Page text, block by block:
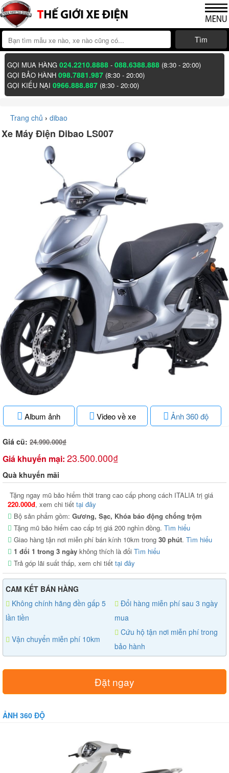
Tìm
GỌI MUA HÀNG024.2210.8888 -088.6388.888 (8:30 - 20:00)
GỌI BẢO HÀNH098.7881.987 (8:30 - 20:00)
GỌI KIẾU NẠI0966.888.887 (8:30 - 20:00)
Trang chủ › dibao
Xe Máy Điện Dibao LS007
Album ảnh Video về xe Ảnh 360 độ
Giá cũ: 24.990.000₫
Giá khuyến mại: 23.500.000₫
Quà khuyến mãi
Tặng ngay mũ bảo hiểm thời trang cao cấp phong cách ITALIA trị giá
220.000đ, xem chi tiết tại đây
Bộ sản phẩm gồm: Gương, Sạc, Khóa báo động chống trộm
Tặng mũ bảo hiểm cao cấp trị giá 200 nghìn đồng. Tìm hiểu
Giao hàng tận nơi miễn phí bán kính 10km trong 30 phút. Tìm hiểu
1 đổi 1 trong 3 ngày không thích là đổi Tìm hiểu
Trả góp lãi suất thấp, xem chi tiết tại đây
CAM KẾT BÁN HÀNG
Không chính hãng đền gấp 5
lần tiền
Đổi hàng miễn phí sau 3 ngày
mua
Vận chuyển miễn phí 10km
Cứu hộ tận nơi miễn phí trong
bảo hành
Đặt ngay
ẢNH 360 ĐỘ